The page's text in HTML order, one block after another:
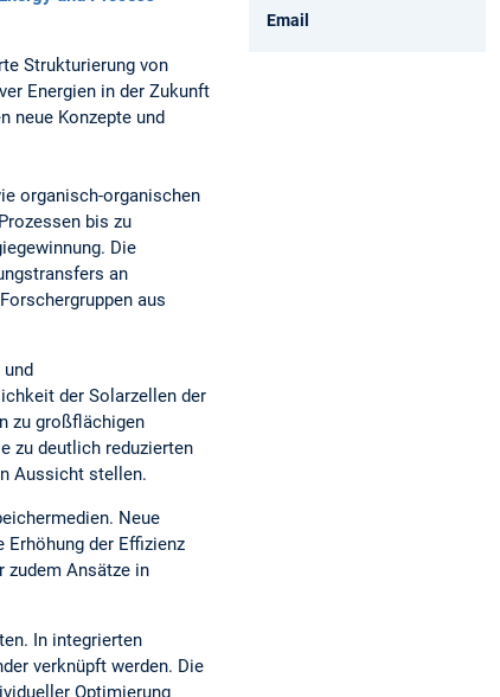
Strukturierung von
Energien in der Zukunft
neue Konzepte und
organisch-organischen
bis zu
Die
an
aus
der Solarzellen der
zu großflächigen
zu deutlich reduzierten
Aussicht stellen.
Neue
der Effizienz
zudem Ansätze in
In integrierten
verknüpft werden. Die
Optimierung
Email